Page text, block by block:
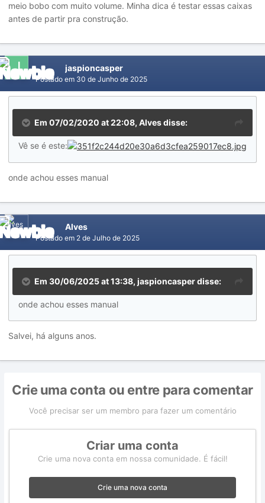
meio bobo com muito volume. Minha dica é testar essas caixas
antes de partir pra construção.
jaspioncasper
Postado em 30 de Junho de 2025
Em 07/02/2020 at 22:08, Alvesdisse:
Vê se é este:
onde achou esses manual
Alves
Postado em 2 de Julho de 2025
Em 30/06/2025 at 13:38, jaspioncasperdisse:
onde achou esses manual
Salvei, há alguns anos.
Crie uma conta ou entre para comentar
Você precisar ser um membro para fazer um comentário
Criar uma conta
Crie uma nova conta em nossa comunidade. É fácil!
Crie uma nova conta